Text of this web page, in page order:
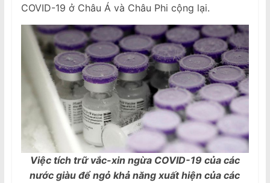
COVID-19 ở Châu Á và Châu Phi cộng lại.
Việc tích trữ vắc-xin ngừa COVID-19 của các
nước giàu để ngỏ khả năng xuất hiện của các